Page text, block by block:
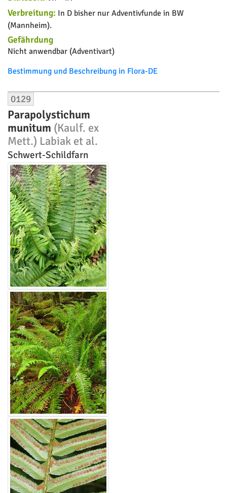
Verbreitung: In D bisher nur Adventivfunde in BW
(Mannheim).
Gefährdung
Nicht anwendbar (Adventivart)
Bestimmung und Beschreibung in Flora-DE
0129
Parapolystichum
munitum (Kaulf. ex
Mett.) Labiak et al.
Schwert-Schildfarn